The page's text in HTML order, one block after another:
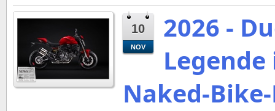
10
NOV
2026 -
Naked-